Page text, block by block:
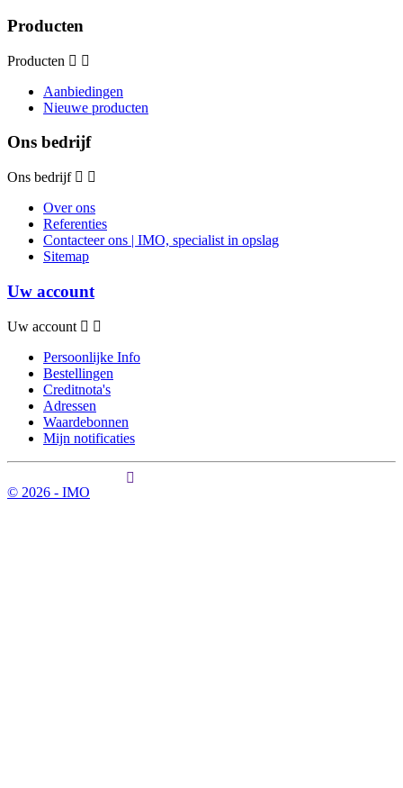
Producten
Producten
Aanbiedingen
Nieuwe producten
Ons bedrijf
Ons bedrijf
Over ons
Referenties
Contacteer ons | IMO, specialist in opslag
Sitemap
Uw account
Uw account
Persoonlijke Info
Bestellingen
Creditnota's
Adressen
Waardebonnen
Mijn notificaties
© 2026 - IMO